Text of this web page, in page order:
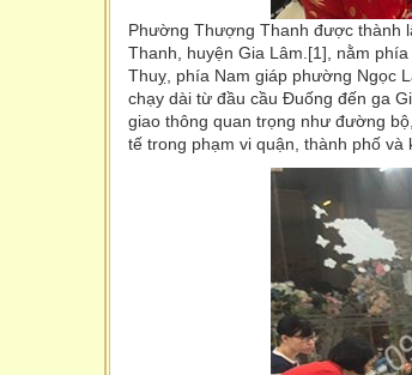
Phường Thượng Thanh được thành
Thanh, huyện Gia Lâm.[1], nằm
Thuỵ, phía Nam giáp phường Ngọc
chạy dài từ đầu cầu Đuống đến ga
giao thông quan trọng như đường
tế trong phạm vi quận, thành phố và